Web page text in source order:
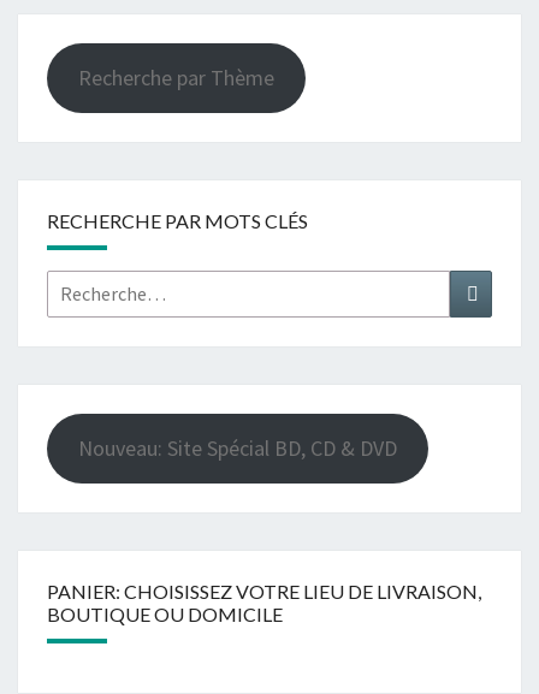
Recherche par Thème
RECHERCHE PAR MOTS CLÉS
Rechercher :
Nouveau: Site Spécial BD, CD & DVD
PANIER: CHOISISSEZ VOTRE LIEU DE LIVRAISON,
BOUTIQUE OU DOMICILE